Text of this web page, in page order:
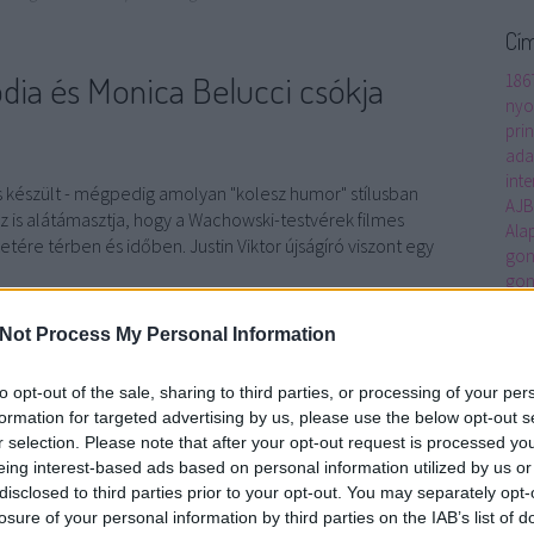
Process My Personal Information
opt-out of the sale, sharing to third parties, or processing of your
for targeted advertising by us, please use the below opt-out
selection. Please note that after your opt-out request is processed
interest-based ads based on personal information utilized by us
to third parties prior to your opt-out. You may separately
of your personal information by third parties on the IAB’s list of
és Monica Belucci csókja
- mégpedig amolyan "kolesz humor" stílusban
is alátámasztja, hogy a Wachowski-testvérek filmes
térben és időben. Justin Viktor újságíró viszont egy
TOVÁBB
Szólj hozzá!
mém szinkronparódia Viktor ELTE Monica Belucci Vektor Mátrix
Matrix Reloaded Justin Viktor Airplane kolesz humor rondá
Art